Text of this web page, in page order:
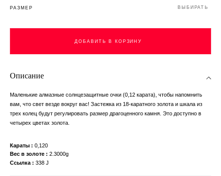
РАЗМЕР ВЫБИРАТЬ
ДОБАВИТЬ В КОРЗИНУ
Описание
Маленькие алмазные солнцезащитные очки (0,12 карата), чтобы напомнить
вам, что свет везде вокруг вас! Застежка из 18-каратного золота и шкала из
трех колец будут регулировать размер драгоценного камня. Это доступно в
четырех цветах золота.
Караты
0,120
Вес в золоте
2.3000g
Ссылка
338 J